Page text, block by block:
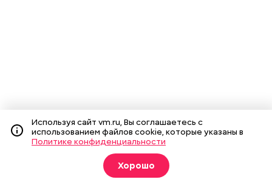
Используя сайт vm.ru, Вы соглашаетесь с
использованием файлов cookie, которые указаны в
Политике конфиденциальности
Хорошо